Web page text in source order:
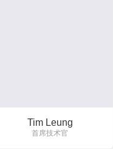
Tim Leung
首席技术官